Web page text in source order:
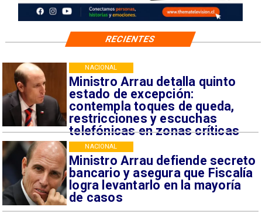
Ministro Arrau detalla quinto
estado de excepción:
contempla toques de queda,
restricciones y escuchas
telefónicas en zonas críticas
NACIONAL
Ministro Arrau defiende secreto
bancario y asegura que Fiscalía
logra levantarlo en la mayoría
de casos
NACIONAL
RECIENTES